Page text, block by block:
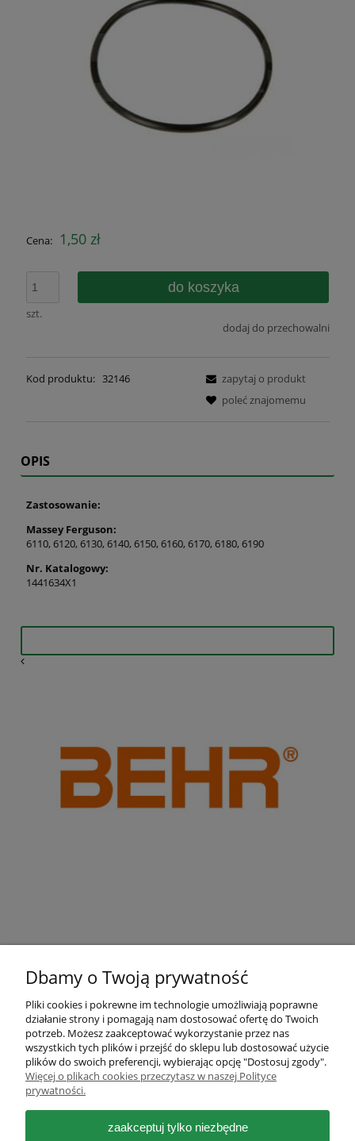
Cena: 1,50 zł
szt.
do koszyka
dodaj do przechowalni
Kod produktu: 32146
zapytaj o produkt
poleć znajomemu
OPIS
Zastosowanie:
Massey Ferguson:
6110, 6120, 6130, 6140, 6150, 6160, 6170, 6180, 6190
Nr. Katalogowy:
1441634X1
Pomoc
Moje konto
Płatności i dostawa
Dbamy o Twoją prywatność
Pliki cookies i pokrewne im technologie umożliwiają poprawne
działanie strony i pomagają nam dostosować ofertę do Twoich
potrzeb. Możesz zaakceptować wykorzystanie przez nas
wszystkich tych plików i przejść do sklepu lub dostosować użycie
plików do swoich preferencji, wybierając opcję "Dostosuj zgody".
Więcej o plikach cookies przeczytasz w naszej Polityce
prywatności.
zaakceptuj tylko niezbędne